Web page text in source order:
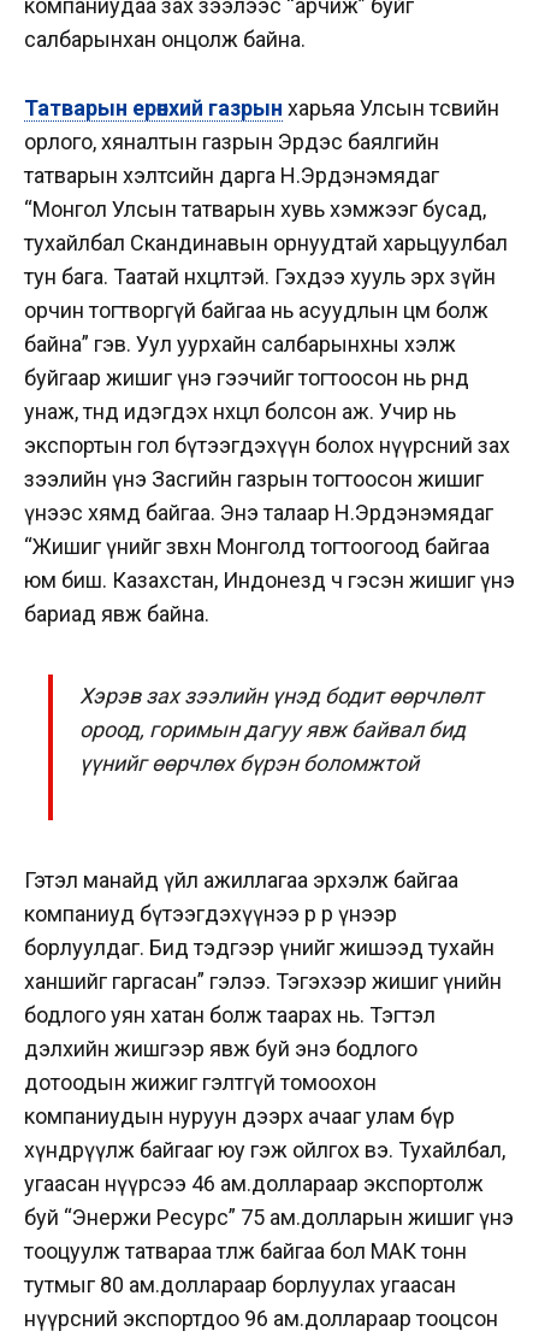
компаниудаа зах зээлээс “арчиж” буйг
салбарынхан онцолж байна.
Татварын ерөнхий газрын харьяа Улсын төсвийн
орлого, хяналтын газрын Эрдэс баялгийн
татварын хэлтсийн дарга Н.Эрдэнэмядаг
“Монгол Улсын татварын хувь хэмжээг бусад,
тухайлбал Скандинавын орнуудтай харьцуулбал
тун бага. Таатай нөхцөлтэй. Гэхдээ хууль эрх зүйн
орчин тогтворгүй байгаа нь асуудлын цөм болж
байна” гэв. Уул уурхайн салбарынхны хэлж
буйгаар жишиг үнэ гээчийг тогтоосон нь өрөнд
унаж, өтөнд идэгдэх нөхцөл болсон аж. Учир нь
экспортын гол бүтээгдэхүүн болох нүүрсний зах
зээлийн үнэ Засгийн газрын тогтоосон жишиг
үнээс хямд байгаа. Энэ талаар Н.Эрдэнэмядаг
“Жишиг үнийг зөвхөн Монголд тогтоогоод байгаа
юм биш. Казахстан, Индонезд ч гэсэн жишиг үнэ
бариад явж байна.
Хэрэв зах зээлийн үнэд бодит өөрчлөлт
ороод, горимын дагуу явж байвал бид
үүнийг өөрчлөх бүрэн боломжтой
Гэтэл манайд үйл ажиллагаа эрхэлж байгаа
компаниуд бүтээгдэхүүнээ өөр өөр үнээр
борлуулдаг. Бид тэдгээр үнийг жишээд тухайн
ханшийг гаргасан” гэлээ. Тэгэхээр жишиг үнийн
бодлого уян хатан болж таарах нь. Тэгтэл
дэлхийн жишгээр явж буй энэ бодлого
дотоодын жижиг гэлтгүй томоохон
компаниудын нуруун дээрх ачааг улам бүр
хүндрүүлж байгааг юу гэж ойлгох вэ. Тухайлбал,
угаасан нүүрсээ 46 ам.доллараар экспортолж
буй “Энержи Ресурс” 75 ам.долларын жишиг үнэ
тооцуулж татвараа төлж байгаа бол МАК тонн
тутмыг 80 ам.доллараар борлуулах угаасан
нүүрсний экспортдоо 96 ам.доллараар тооцсон